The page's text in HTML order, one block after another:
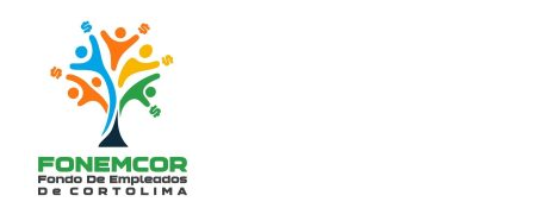
contenido